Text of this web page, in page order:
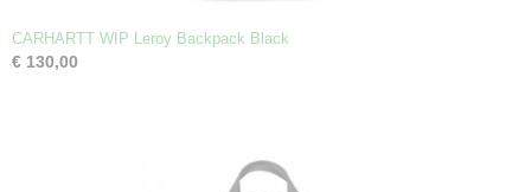
CARHARTT WIP Leroy Backpack Black
€ 130,00